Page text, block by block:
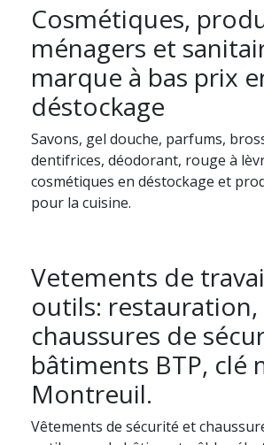
Cosmétiques,
ménagers et
marque à bas prix
déstockage
Savons, gel douche, parfums,
dentifrices, déodorant, rouge à
cosmétiques en déstockage et
pour la cuisine.
Vetements de
outils: restauration,
chaussures de
bâtiments BTP, clé
Montreuil.
Vêtements de sécurité et